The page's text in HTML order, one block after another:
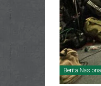
Berita Nasional